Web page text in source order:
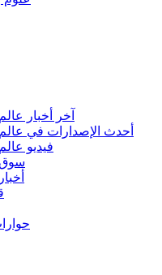
آخر أخبار
أحدث الإصدارات في
فيديو
سوق